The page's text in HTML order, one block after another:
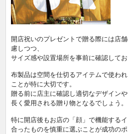
開店祝いのプレゼントで贈る際には店
慮しつつ、
サイズ感や設置場所を事前に確認してお
布製品は空間を仕切るアイテムで使わ
ことが特に大切です。
贈る前に店主に確認し適切なデザイン
長く愛用される贈り物となるでしょう。
特に開店後もお店の「顔」で機能する
合ったものを慎重に選ぶことが成功のポ